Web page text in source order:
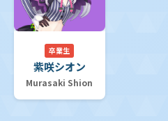
卒業生
紫咲シオン
Murasaki Shion